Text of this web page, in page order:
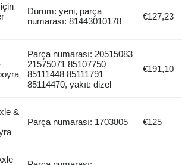
Durum: yeni, parça
numarası: 81443010178
€127,23
Parça numarası: 20515083
21575071 85107750
85111448 85111791
85114470, yakıt: dizel
€191,10
&
Parça numarası: 1703805 €125